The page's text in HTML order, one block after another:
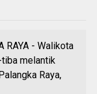
RAYA - Walikota
tiba melantik
Raya,